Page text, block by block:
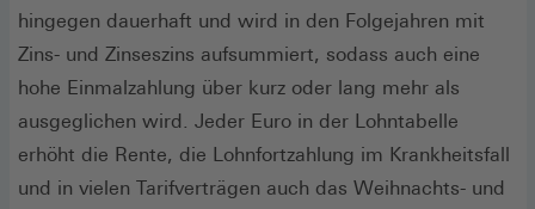
hingegen dauerhaft und wird in den Folgejahren mit
Zins- und Zinseszins aufsummiert, sodass auch eine
hohe Einmalzahlung über kurz oder lang mehr als
ausgeglichen wird. Jeder Euro in der Lohntabelle
erhöht die Rente, die Lohnfortzahlung im Krankheitsfall
und in vielen Tarifverträgen auch das Weihnachts- und